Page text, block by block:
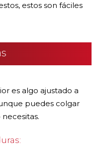
estos son fáciles
es algo ajustado a
puedes colgar